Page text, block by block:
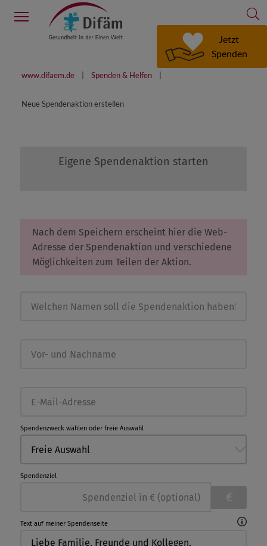
Jetzt
Spenden
Menu
www.difaem.de Spenden & Helfen
Neue Spendenaktion erstellen